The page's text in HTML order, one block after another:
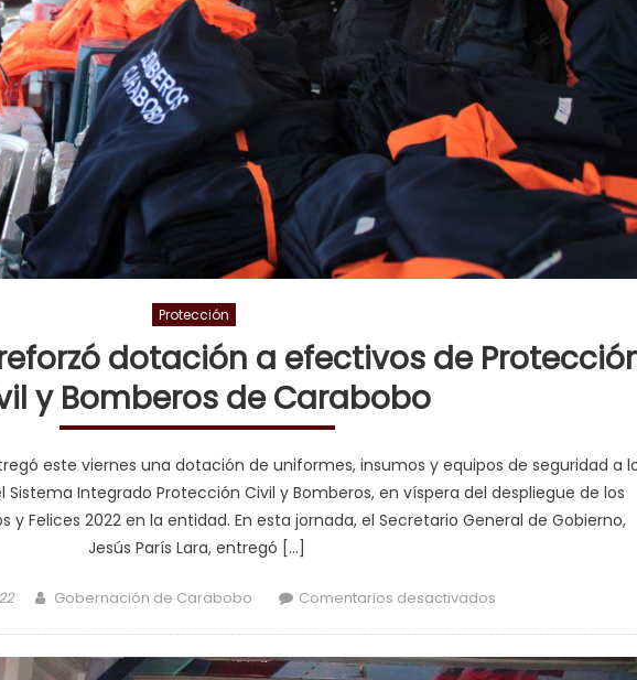
Protección
dotación a efectivos de
y Bomberos de Carabobo
este viernes una dotación de uniformes, insumos y equipos de seguridad a
Integrado Protección Civil y Bomberos, en víspera del despliegue de los
y Felices 2022 en la entidad. En esta jornada, el Secretario General de Gobierno,
Jesús París Lara, entregó […]
Author
Gobernación de Carabobo Comentarios desactivados